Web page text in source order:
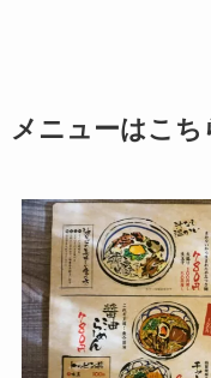
メニューはこち